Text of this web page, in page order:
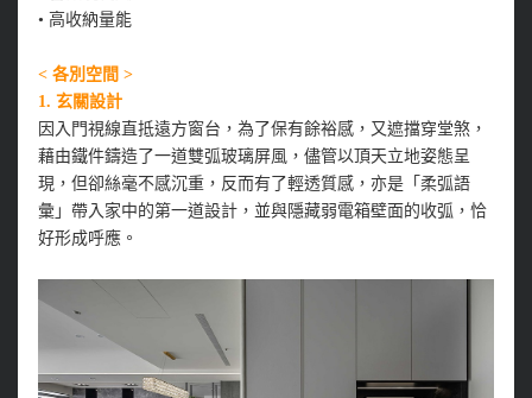
• 高收納量能
< 各別空間 >
1. 玄關設計
因入門視線直抵遠方窗台，為了保有餘裕感，又遮擋穿堂煞，
藉由鐵件鑄造了一道雙弧玻璃屏風，儘管以頂天立地姿態呈
現，但卻絲毫不感沉重，反而有了輕透質感，亦是「柔弧語
彙」帶入家中的第一道設計，並與隱藏弱電箱壁面的收弧，恰
好形成呼應。